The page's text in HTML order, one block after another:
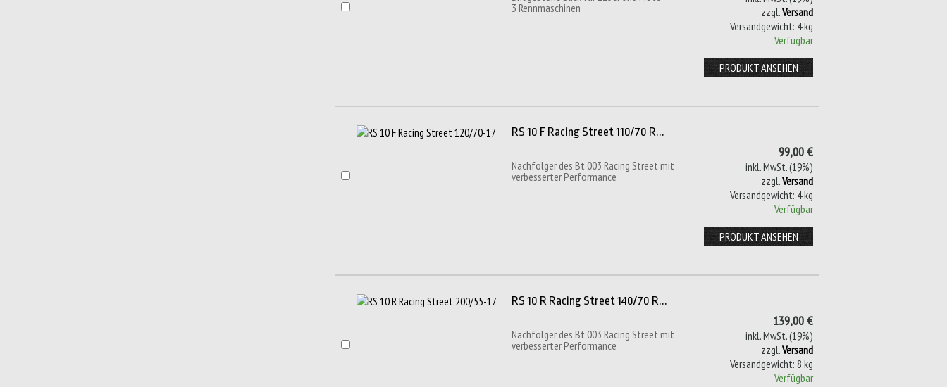
3 Rennmaschinen
zzgl.Versand
Versandgewicht: 4 kg
Verfügbar
PRODUKT ANSEHEN
RS 10 F Racing Street 110/70 R...
Nachfolger des Bt 003 Racing Street mit
verbesserter Performance
99,00 €
inkl. MwSt. (19%)
zzgl.Versand
Versandgewicht: 4 kg
Verfügbar
PRODUKT ANSEHEN
RS 10 R Racing Street 140/70 R...
Nachfolger des Bt 003 Racing Street mit
verbesserter Performance
139,00 €
inkl. MwSt. (19%)
zzgl.Versand
Versandgewicht: 8 kg
Verfügbar